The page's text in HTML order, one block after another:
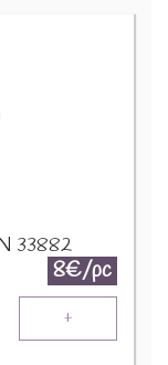
33882
8€/pc
+